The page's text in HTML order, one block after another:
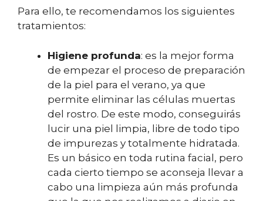
Para ello, te recomendamos los siguientes
tratamientos:
Higiene profunda: es la mejor forma
de empezar el proceso de preparación
de la piel para el verano, ya que
permite eliminar las células muertas
del rostro. De este modo, conseguirás
lucir una piel limpia, libre de todo tipo
de impurezas y totalmente hidratada.
Es un básico en toda rutina facial, pero
cada cierto tiempo se aconseja llevar a
cabo una limpieza aún más profunda